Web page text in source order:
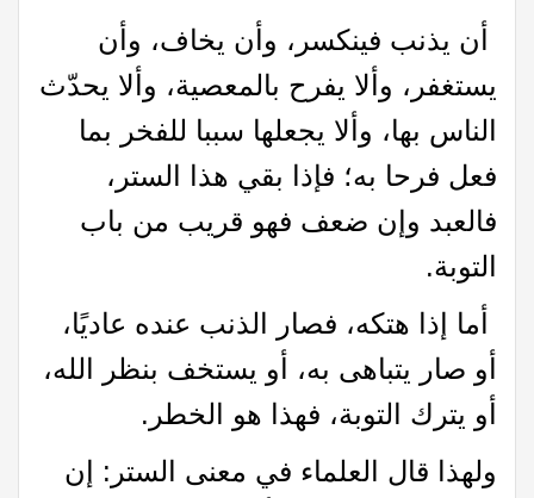
أن يذنب فينكسر، وأن يخاف، وأن
يستغفر، وألا يفرح بالمعصية، وألا يحدّث
الناس بها، وألا يجعلها سببا للفخر بما
فعل فرحا به؛ فإذا بقي هذا الستر،
فالعبد وإن ضعف فهو قريب من باب
التوبة.
أما إذا هتكه، فصار الذنب عنده عاديًا،
أو صار يتباهى به، أو يستخف بنظر الله،
أو يترك التوبة، فهذا هو الخطر.
ولهذا قال العلماء في معنى الستر: إن